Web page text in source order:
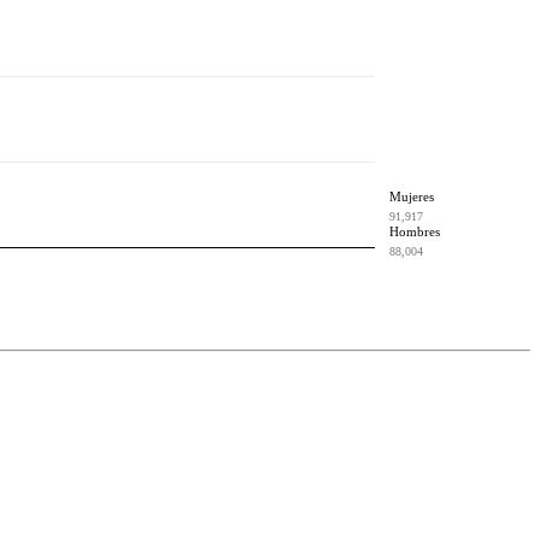
Mujeres
91,917
Hombres
88,004